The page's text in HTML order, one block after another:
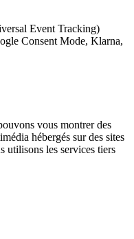
Event Tracking)
Consent Mode, Klarna,
vous montrer des
hébergés sur des sites
utilisons les services tiers